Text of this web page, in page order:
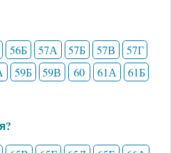
56Б 57А 57Б 57В
57Г
59Б 59В 60 61А
61Б